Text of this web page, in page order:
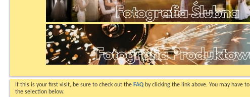
If this is your first visit, be sure to check out the FAQ by clicking the link above. You may have to
the selection below.